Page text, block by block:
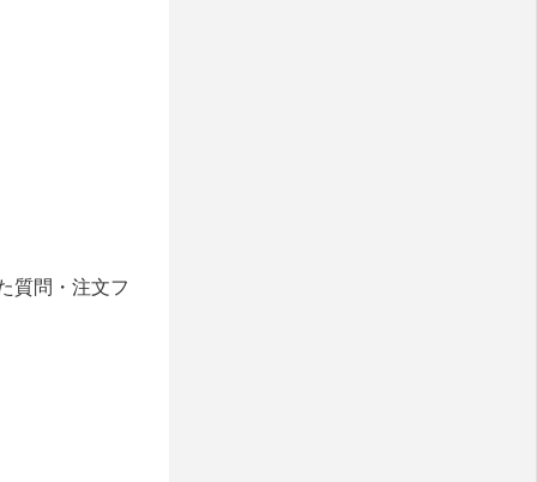
質問・注文フ